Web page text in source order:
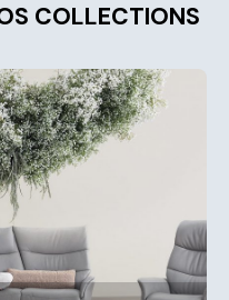
COLLECTIONS